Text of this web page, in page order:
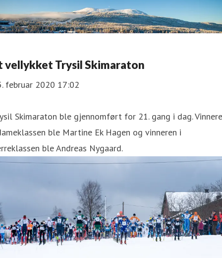
vellykket Trysil Skimaraton
februar 2020 17:02
Skimaraton ble gjennomført for 21. gang i dag.
ble Martine Ek Hagen og vinneren i
ble Andreas Nygaard.